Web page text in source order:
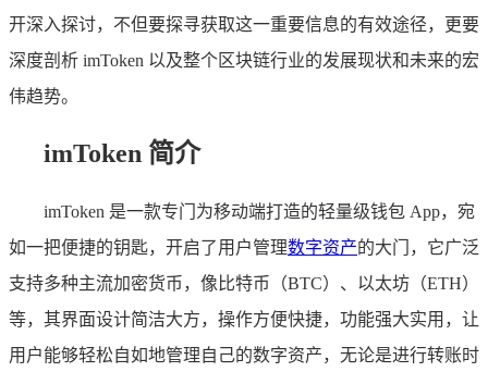
开深入探讨，不但要探寻获取这一重要信息的有效途径，更要
深度剖析 imToken 以及整个区块链行业的发展现状和未来的宏
伟趋势。
imToken 简介
imToken 是一款专门为移动端打造的轻量级钱包 App，宛
如一把便捷的钥匙，开启了用户管理数字资产的大门，它广泛
支持多种主流加密货币，像比特币（BTC）、以太坊（ETH）
等，其界面设计简洁大方，操作方便快捷，功能强大实用，让
用户能够轻松自如地管理自己的数字资产，无论是进行转账时